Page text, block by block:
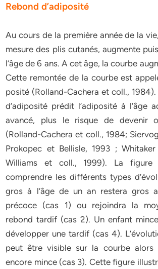
Rebond d’adiposité
Au cours de la première année de la
mesure des plis cutanés, augmente
l’âge de 6 ans. A cet âge, la courbe
Cette remontée de la courbe est
posité (Rolland-Cachera et coll., 1984).
d’adiposité prédit l’adiposité à l’âge
avancé, plus le risque de devenir
(Rolland-Cachera et coll., 1984;
Prokopec et Bellisle, 1993 ;
Williams et coll., 1999). La figure
comprendre les différents types
gros à l’âge de un an restera gros
précoce (cas 1) ou rejoindra la
rebond tardif (cas 2). Un enfant
développer une tardif (cas 4).
peut être visible sur la courbe alors
encore mince (cas 3). Cette figure